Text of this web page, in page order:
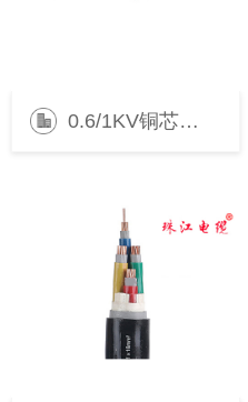
0.6/1KV铜芯交联电力电缆